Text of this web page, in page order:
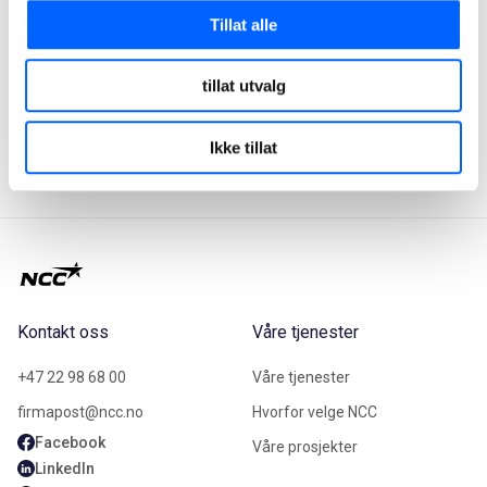
Tillat alle
tillat utvalg
Ikke tillat
Les mer om NCCs bruk av droner
Kontakt oss
+47 22 98 68 00
firmapost@ncc.no
Facebook
LinkedIn
Våre tjenester
Våre tjenester
Hvorfor velge NCC
Våre prosjekter